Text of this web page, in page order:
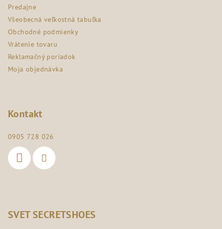
Predajne
Všeobecná veľkostná tabuľka
Obchodné podmienky
Vrátenie tovaru
Reklamačný poriadok
Moja objednávka
Kontakt
0905 728 026
SVET SECRETSHOES